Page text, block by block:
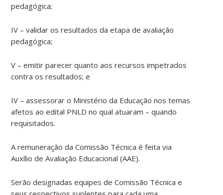
pedagógica;
IV – validar os resultados da etapa de avaliação
pedagógica;
V – emitir parecer quanto aos recursos impetrados
contra os resultados; e
IV – assessorar o Ministério da Educação nos temas
afetos ao edital PNLD no qual atuaram – quando
requisitados.
A remuneração da Comissão Técnica é feita via
Auxílio de Avaliação Educacional (AAE).
Serão designadas equipes de Comissão Técnica e